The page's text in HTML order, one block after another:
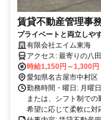
賃貸不動産管理事
プライベートと両立しや
有限会社エイム東海
アクセス: 最寄りの八田駅から徒歩約12分の距離です。公共交通機関
の利用が便利で、バス
用車(駐車場確保)・電
については面接時にお
時給1,150円～1,300円
愛知県名古屋市中村区
勤務時間・曜日: 月曜
または、シフト制での
希望に応じて柔軟に対